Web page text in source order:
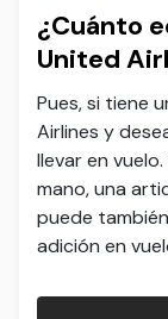
¿Cuánto
United
Pues, si tiene
Airlines y
llevar en
mano, una
puede
adición en